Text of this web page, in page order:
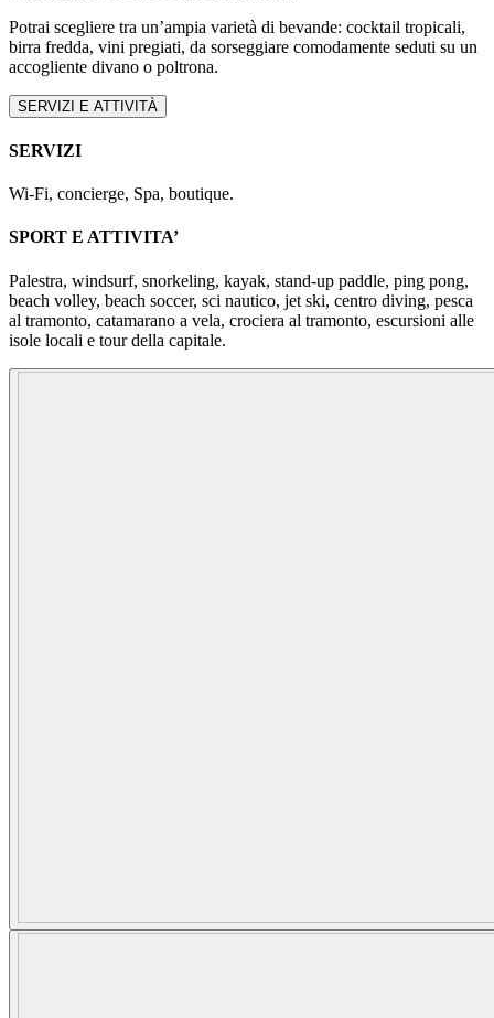
Potrai scegliere tra un’ampia varietà di bevande: cocktail tropicali,
birra fredda, vini pregiati, da sorseggiare comodamente seduti su un
accogliente divano o poltrona.
SERVIZI E ATTIVITÀ
SERVIZI
Wi-Fi, concierge, Spa, boutique.
SPORT E ATTIVITA’
Palestra, windsurf, snorkeling, kayak, stand-up paddle, ping pong,
beach volley, beach soccer, sci nautico, jet ski, centro diving, pesca
al tramonto, catamarano a vela, crociera al tramonto, escursioni alle
isole locali e tour della capitale.